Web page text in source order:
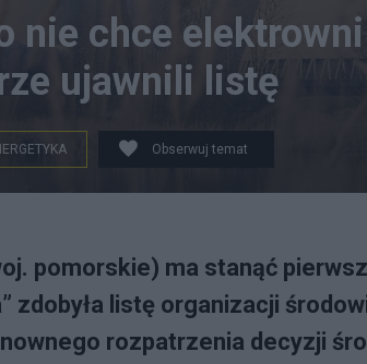
nie chce
ujawnili listę
Obserwuj temat
pomorskie) ma stanąć
zdobyła listę organizacji
rozpatrzenia decyzji